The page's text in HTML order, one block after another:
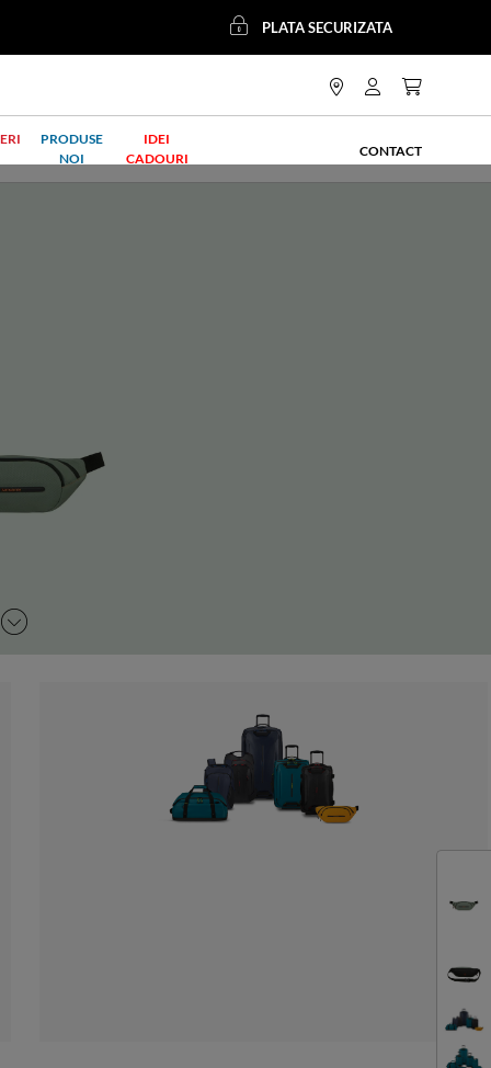
PLATA SECURIZATA
PRODUSE
NOI
IDEI
CADOURI
CONTACT